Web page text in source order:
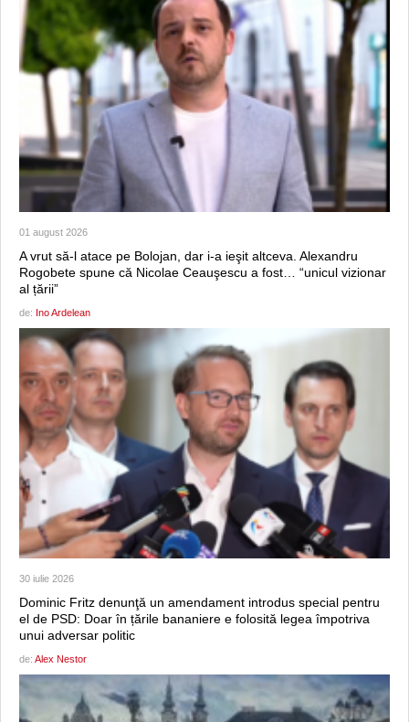
01 august 2026
A vrut să-l atace pe Bolojan, dar i-a ieşit altceva. Alexandru
Rogobete spune că Nicolae Ceauşescu a fost… “unicul vizionar
al țării”
de: Ino Ardelean
30 iulie 2026
Dominic Fritz denunţă un amendament introdus special pentru
el de PSD: Doar în țările bananiere e folosită legea împotriva
unui adversar politic
de: Alex Nestor